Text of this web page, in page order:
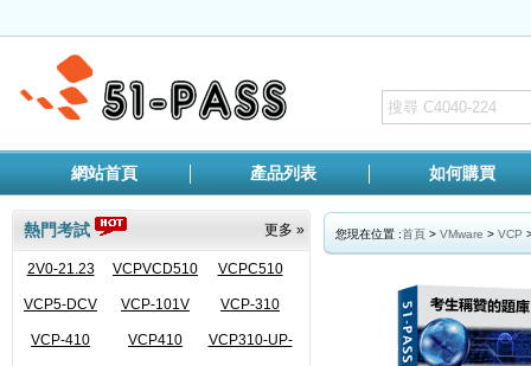
網站首頁 產品列表 如何購買
更多 »
熱門考試
2V0-21.23 VCPVCD510 VCPC510
VCP5-DCV VCP-101V VCP-310
VCP-410 VCP410 VCP310-UP-
您現在位置 :首頁 > VMware > VCP